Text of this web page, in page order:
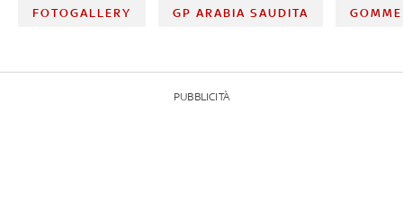
FOTOGALLERY GP ARABIA SAUDITA
PUBBLICITÀ